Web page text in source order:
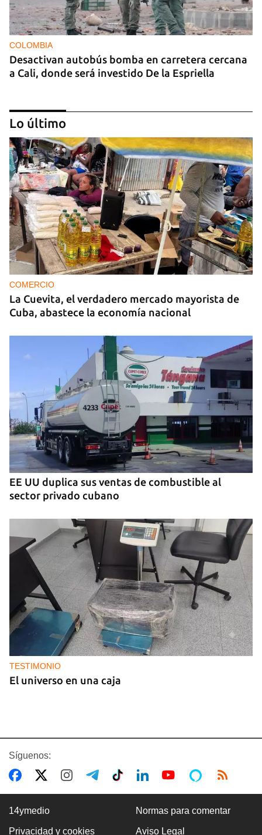
COLOMBIA
Desactivan autobús bomba en carretera cercana
a Cali, donde será investido De la Espriella
MIAMI
La hija de un diplomático castrista expulsado de
EE UU en 2003 está bajo custodia del ICE
Lo último
COMERCIO
La Cuevita, el verdadero mercado mayorista de
Cuba, abastece la economía nacional
EE UU duplica sus ventas de combustible al
sector privado cubano
TESTIMONIO
El universo en una caja
Síguenos:
14ymedio Normas para comentar
Privacidad y cookies Aviso Legal